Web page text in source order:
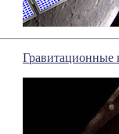
Гравитационные